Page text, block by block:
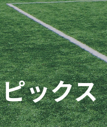
ックス